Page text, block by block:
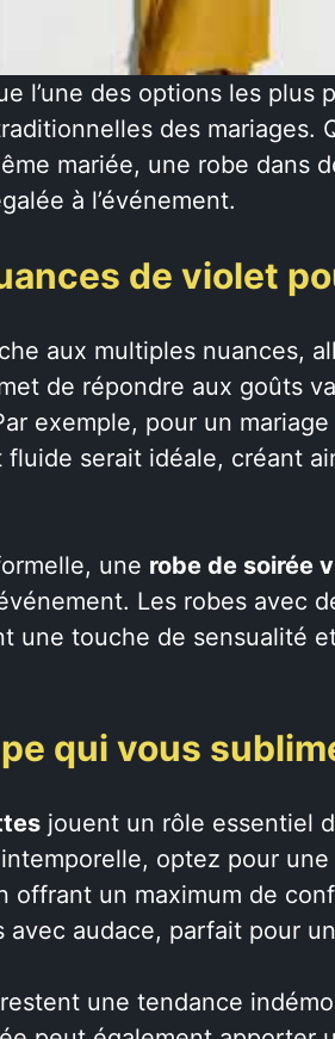
l’une des options les plus
des mariages.
mariée, une robe dans
à l’événement.
de violet
aux multiples nuances,
de répondre aux goûts
exemple, pour un
fluide serait idéale, créant
une robe de soirée
Les robes avec
une touche de sensualité
qui vous
jouent un rôle essentiel
optez pour une
offrant un maximum de
avec audace, parfait pour
une tendance